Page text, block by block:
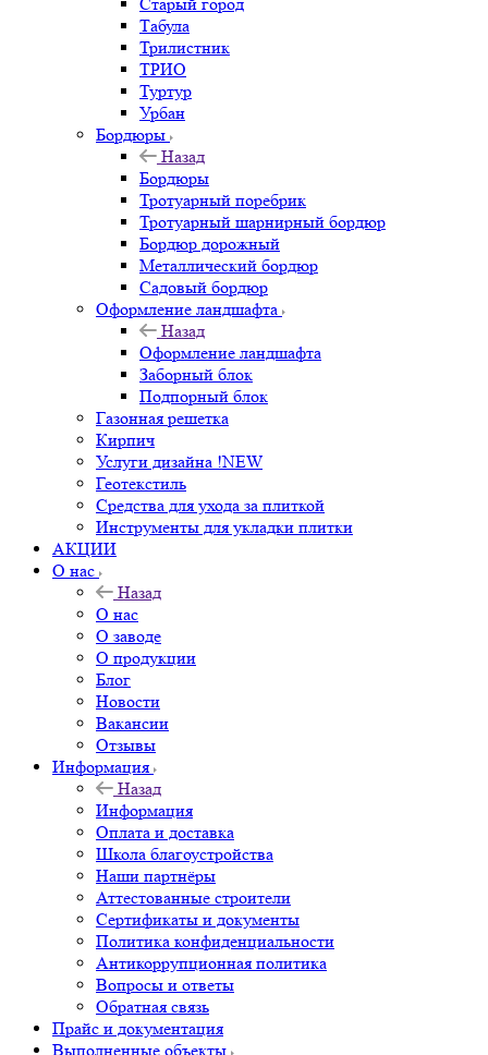
Табула
Трилистник
ТРИО
Туртур
Урбан
Бордюры
Назад
Бордюры
Тротуарный поребрик
Тротуарный шарнирный бордюр
Бордюр дорожный
Металлический бордюр
Садовый бордюр
Оформление ландшафта
Назад
Оформление ландшафта
Заборный блок
Подпорный блок
Газонная решетка
Кирпич
Услуги дизайна !NEW
Геотекстиль
Средства для ухода за плиткой
Инструменты для укладки плитки
АКЦИИ
О нас
Назад
О нас
О заводе
О продукции
Блог
Новости
Вакансии
Отзывы
Информация
Назад
Информация
Оплата и доставка
Школа благоустройства
Наши партнёры
Аттестованные строители
Сертификаты и документы
Политика конфиденциальности
Антикоррупционная политика
Вопросы и ответы
Обратная связь
Прайс и документация
Выполненные объекты